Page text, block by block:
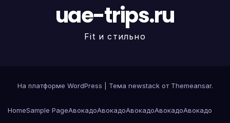
uae-trips.ru
Fit и стильно
На платформе WordPress Тема newstack от Themeansar.
HomeSample PageАвокадоАвокадоАвокадоАвокадоАвокадо